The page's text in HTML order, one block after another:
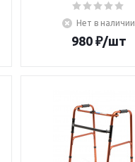
Нет в наличии
980₽/шт